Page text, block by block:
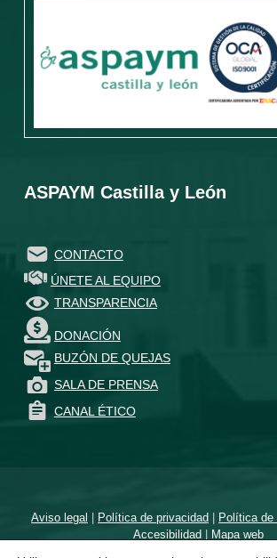
ASPAYM Castilla y León
CONTACTO
ÚNETE AL EQUIPO
TRANSPARENCIA
DONACIÓN
BUZÓN DE QUEJAS
SALA DE PRENSA
CANAL ÉTICO
Aviso legal | Política de privacidad| Política de
Accesibilidad | Mapa web